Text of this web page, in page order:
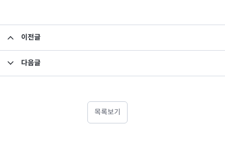
이전글
다음글
목록보기